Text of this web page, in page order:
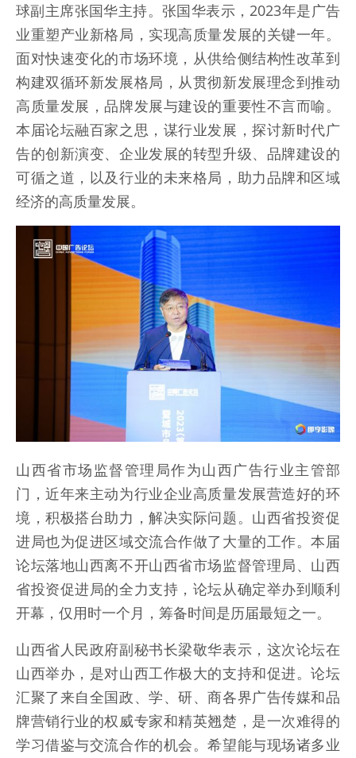
球副主席张国华主持。张国华表示，2023年是广告
业重塑产业新格局，实现高质量发展的关键一年。
面对快速变化的市场环境，从供给侧结构性改革到
构建双循环新发展格局，从贯彻新发展理念到推动
高质量发展，品牌发展与建设的重要性不言而喻。
本届论坛融百家之思，谋行业发展，探讨新时代广
告的创新演变、企业发展的转型升级、品牌建设的
可循之道，以及行业的未来格局，助力品牌和区域
经济的高质量发展。
山西省市场监督管理局作为山西广告行业主管部
门，近年来主动为行业企业高质量发展营造好的环
境，积极搭台助力，解决实际问题。山西省投资促
进局也为促进区域交流合作做了大量的工作。本届
论坛落地山西离不开山西省市场监督管理局、山西
省投资促进局的全力支持，论坛从确定举办到顺利
开幕，仅用时一个月，筹备时间是历届最短之一。
山西省人民政府副秘书长梁敬华表示，这次论坛在
山西举办，是对山西工作极大的支持和促进。论坛
汇聚了来自全国政、学、研、商各界广告传媒和品
牌营销行业的权威专家和精英翘楚，是一次难得的
学习借鉴与交流合作的机会。希望能与现场诸多业